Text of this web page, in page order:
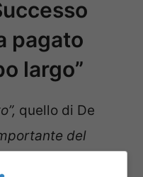
pagato
largo”
quello di De
del